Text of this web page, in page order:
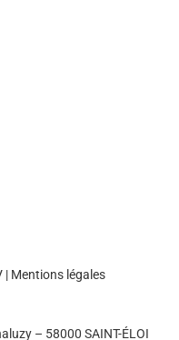
| Mentions légales
– 58000 SAINT-ÉLOI